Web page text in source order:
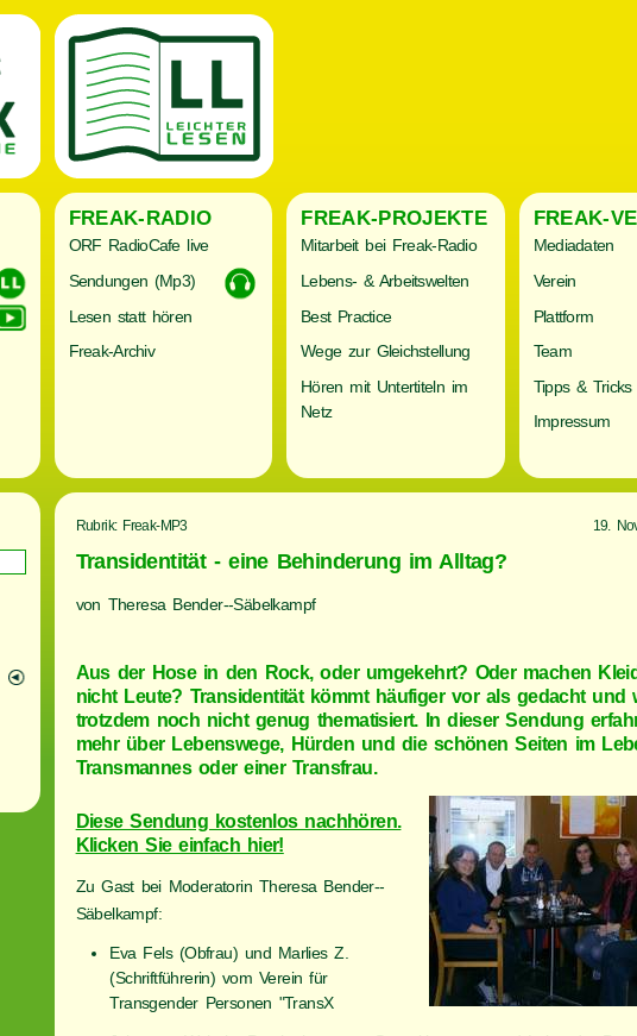
FREAK-RADIO
ORF RadioCafe live
Sendungen (Mp3)
Lesen statt hören
Freak-Archiv
FREAK-PROJEKTE
Mitarbeit bei Freak-Radio
Lebens- & Arbeitswelten
Best Practice
Wege zur Gleichstellung
Hören mit Untertiteln im
Netz
FREAK-
Mediadaten
Verein
Plattform
Team
Tipps & Tricks
Impressum
Rubrik: Freak-MP3 19.
Transidentität - eine Behinderung im Alltag?
von Theresa Bender--Säbelkampf
Aus der Hose in den Rock, oder umgekehrt? Oder machen
nicht Leute? Transidentität kömmt häufiger vor als gedacht und
trotzdem noch nicht genug thematisiert. In dieser Sendung
mehr über Lebenswege, Hürden und die schönen Seiten im
Transmannes oder einer Transfrau.
Diese Sendung kostenlos nachhören.
Klicken Sie einfach hier!
Zu Gast bei Moderatorin Theresa Bender--
Säbelkampf:
Eva Fels (Obfrau) und Marlies Z.
(Schriftführerin) vom Verein für
Transgender Personen "TransX